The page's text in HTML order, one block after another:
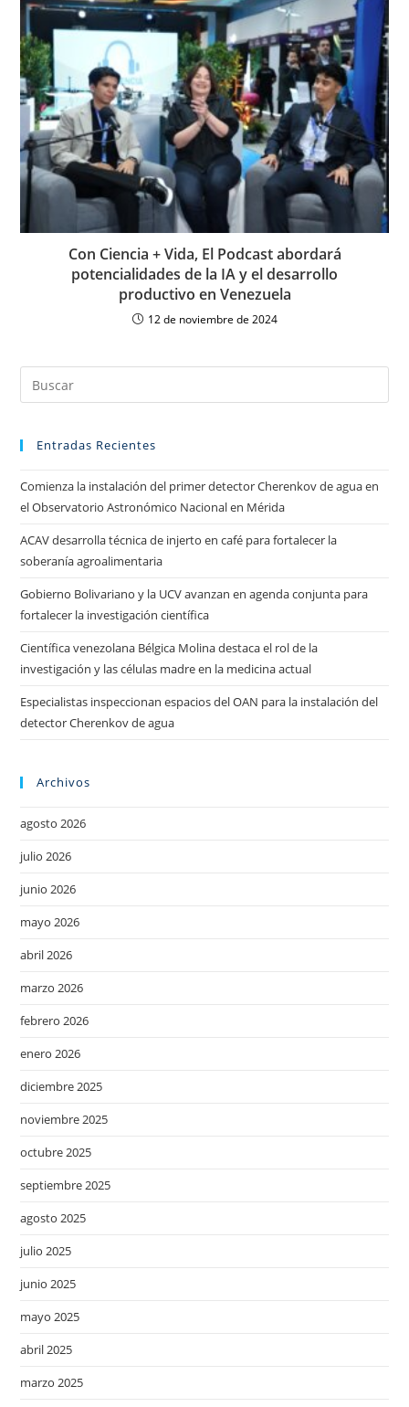
Con Ciencia + Vida, El Podcast abordará
potencialidades de la IA y el desarrollo
productivo en Venezuela
12 de noviembre de 2024
Entradas Recientes
Comienza la instalación del primer detector Cherenkov de agua en
el Observatorio Astronómico Nacional en Mérida
ACAV desarrolla técnica de injerto en café para fortalecer la
soberanía agroalimentaria
Gobierno Bolivariano y la UCV avanzan en agenda conjunta para
fortalecer la investigación científica
Científica venezolana Bélgica Molina destaca el rol de la
investigación y las células madre en la medicina actual
Especialistas inspeccionan espacios del OAN para la instalación del
detector Cherenkov de agua
Archivos
agosto 2026
julio 2026
junio 2026
mayo 2026
abril 2026
marzo 2026
febrero 2026
enero 2026
diciembre 2025
noviembre 2025
octubre 2025
septiembre 2025
agosto 2025
julio 2025
junio 2025
mayo 2025
abril 2025
marzo 2025